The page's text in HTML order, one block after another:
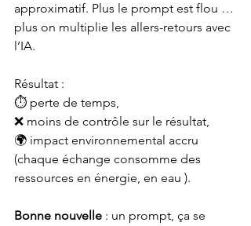
approximatif. Plus le prompt est flou …
plus on multiplie les allers-retours avec
l’IA.
Résultat :
⏱️ perte de temps,
❌ moins de contrôle sur le résultat,
🌍 impact environnemental accru
(chaque échange consomme des
ressources en énergie, en eau ).
Bonne nouvelle : un prompt, ça se